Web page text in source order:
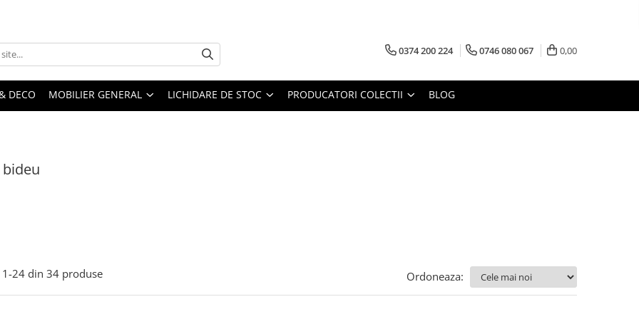
0374 200 224 0746 080 067 0,00
DECO MOBILIER GENERAL LICHIDARE DE STOC PRODUCATORI COLECTII BLOG
1-24 din 34 produse Ordoneaza: